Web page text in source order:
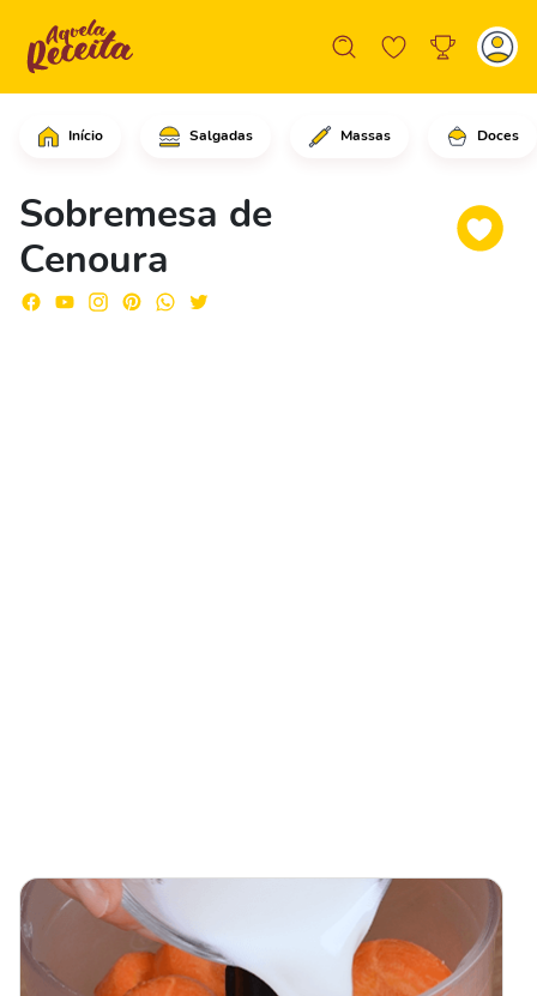
Início Salgadas Massas Doces
Sobremesa de
Cenoura
Comece adicionando as cenouras